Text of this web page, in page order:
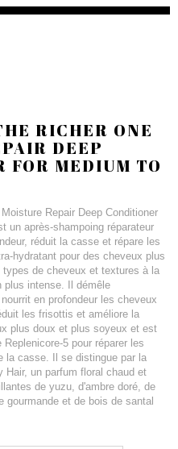
RICHER ONE
DEEP
FOR MEDIUM TO
Repair Deep Conditioner
un après-shampoing réparateur
réduit la casse et répare les
hydratant pour des cheveux plus
de cheveux et textures à la
plus intense. Il démêle
en profondeur les cheveux
les frisottis et améliore la
plus doux et plus soyeux et est
5 pour réparer les
la casse. Il se distingue par la
Hair, un parfum floral chaud et
de yuzu, d'ambre doré, de
gourmande et de bois de santal